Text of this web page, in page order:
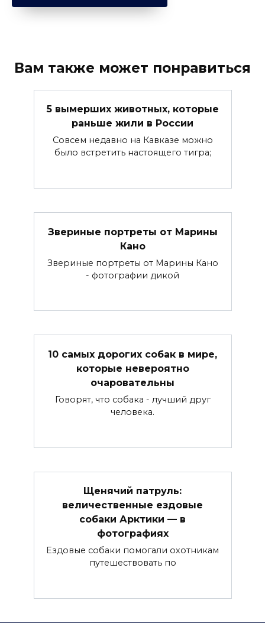
Вам также может понравиться
5 вымерших животных, которые
раньше жили в России
Совсем недавно на Кавказе можно
было встретить настоящего тигра;
Звериные портреты от Марины
Кано
Звериные портреты от Марины Кано
- фотографии дикой
10 самых дорогих собак в мире,
которые невероятно
очаровательны
Говорят, что собака - лучший друг
человека.
Щенячий патруль:
величественные ездовые
собаки Арктики — в
фотографиях
Ездовые собаки помогали охотникам
путешествовать по